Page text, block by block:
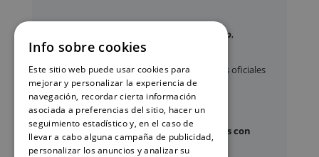
nacimiento,
matrimonioydefunción
Apostilla de La Hayade documentos oficiales
Legalización de certificados
Certificado de Últimas Voluntades
Certificado de contratos de seguros con
cobertura por fallecimiento
Info sobre cookies
Este sitio web puede usar cookies para
mejorar y personalizar la experiencia de
navegación, recordar cierta información
asociada a preferencias del sitio, hacer un
seguimiento estadístico y, en el caso de
llevar a cabo alguna campaña de publicidad,
personalizar los anuncios y analizar su